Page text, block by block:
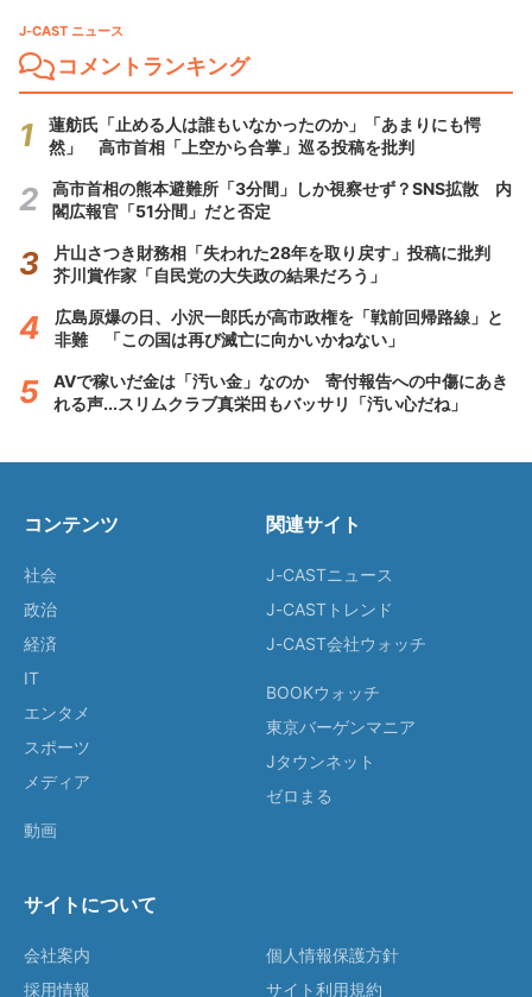
J-CAST ニュース
コメントランキング
蓮舫氏「止める人は誰もいなかったのか」「あまりにも愕
然」 高市首相「上空から合掌」巡る投稿を批判
高市首相の熊本避難所「3分間」しか視察せず？SNS拡散 内
閣広報官「51分間」だと否定
片山さつき財務相「失われた28年を取り戻す」投稿に批判
芥川賞作家「自民党の大失政の結果だろう」
広島原爆の日、小沢一郎氏が高市政権を「戦前回帰路線」と
非難 「この国は再び滅亡に向かいかねない」
AVで稼いだ金は「汚い金」なのか 寄付報告への中傷にあき
れる声...スリムクラブ真栄田もバッサリ「汚い心だね」
コンテンツ
社会
政治
経済
IT
エンタメ
スポーツ
メディア
動画
関連サイト
J-CASTニュース
J-CASTトレンド
J-CAST会社ウォッチ
BOOKウォッチ
東京バーゲンマニア
Jタウンネット
ゼロまる
サイトについて
会社案内
採用情報
個人情報保護方針
サイト利用規約